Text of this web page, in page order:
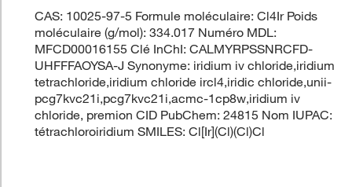
CAS: 10025-97-5 Formule moléculaire: Cl4Ir Poids
moléculaire (g/mol): 334.017 Numéro MDL:
MFCD00016155 Clé InChI: CALMYRPSSNRCFD-
UHFFFAOYSA-J Synonyme: iridium iv chloride,iridium
tetrachloride,iridium chloride ircl4,iridic chloride,unii-
pcg7kvc21i,pcg7kvc21i,acmc-1cp8w,iridium iv
chloride, premion CID PubChem: 24815 Nom IUPAC:
tétrachloroiridium SMILES: Cl[Ir](Cl)(Cl)Cl